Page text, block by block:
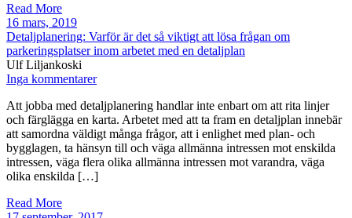
Read More
16 mars, 2019
Detaljplanering: Varför är det så viktigt att lösa frågan om
parkeringsplatser inom arbetet med en detaljplan
Ulf Liljankoski
Inga kommentarer
Att jobba med detaljplanering handlar inte enbart om att rita linjer
och färglägga en karta. Arbetet med att ta fram en detaljplan innebär
att samordna väldigt många frågor, att i enlighet med plan- och
bygglagen, ta hänsyn till och väga allmänna intressen mot enskilda
intressen, väga flera olika allmänna intressen mot varandra, väga
olika enskilda […]
Read More